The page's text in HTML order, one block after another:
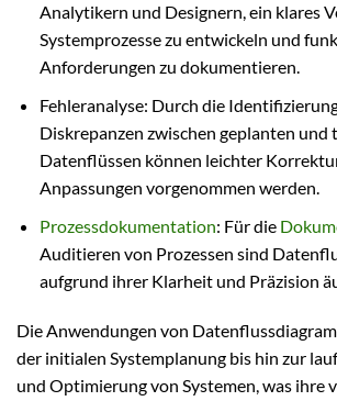
Analytikern und Designern, ein klares
Systemprozesse zu entwickeln und
Anforderungen zu dokumentieren.
Fehleranalyse: Durch die
Diskrepanzen zwischen geplanten und
Datenflüssen können leichter
Anpassungen vorgenommen werden.
Prozessdokumentation: Für die
Auditieren von Prozessen sind
aufgrund ihrer Klarheit und Präzision
Die Anwendungen von
der initialen Systemplanung bis hin zur
und Optimierung von Systemen, was ihre